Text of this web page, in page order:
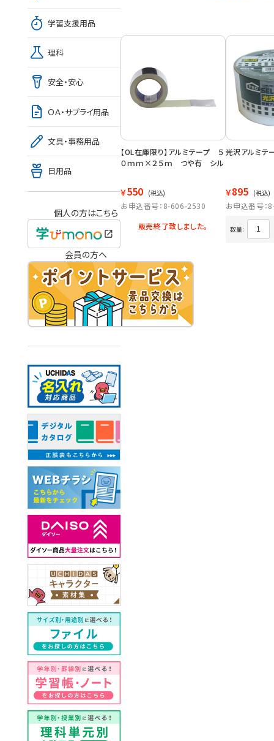
【OL在庫限り】アルミテープ ５
０ｍｍ×２５ｍ つや有 シル
￥550 (税込)
お申込番号：8-606-2530
販売終了致しました。
光沢アルミテ
￥895 (税込)
お申込番号
数量:
学習支援用品
理科
安全・安心
ＯＡ・サプライ用品
文具・事務用品
日用品
個人の方はこちら
会員の方へ